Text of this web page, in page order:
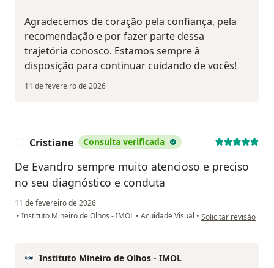
Agradecemos de coração pela confiança, pela
recomendação e por fazer parte dessa
trajetória conosco. Estamos sempre à
disposição para continuar cuidando de vocês!
11 de fevereiro de 2026
Cristiane Consulta verificada
De Evandro sempre muito atencioso e preciso
no seu diagnóstico e conduta
11 de fevereiro de 2026
• Instituto Mineiro de Olhos - IMOL • Acuidade Visual • na opinião do
Solicitar revisão
Instituto Mineiro de Olhos - IMOL